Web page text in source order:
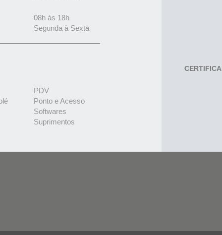
08h às 18h
Segunda à Sexta
PDV
Ponto e Acesso
Softwares
Suprimentos